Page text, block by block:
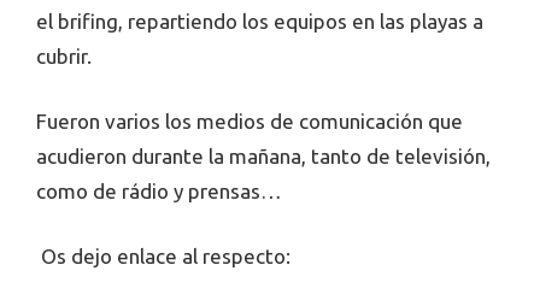
el brifing, repartiendo los equipos en las playas a
cubrir.
Fueron varios los medios de comunicación que
acudieron durante la mañana, tanto de televisión,
como de rádio y prensas…
Os dejo enlace al respecto: